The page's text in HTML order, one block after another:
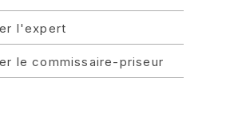
l'expert
le commissaire-priseur